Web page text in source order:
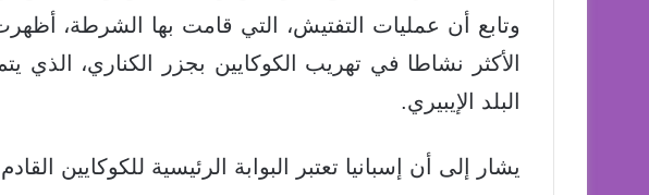
وتابع أن عمليات التفتيش، التي قامت بها الشرطة،
الأكثر نشاطا في تهريب الكوكايين بجزر الكناري، الذي
البلد الإيبيري.
يشار إلى أن إسبانيا تعتبر البوابة الرئيسية للكوكايين